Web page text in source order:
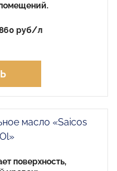
руб/л
масло «Saicos
поверхность,